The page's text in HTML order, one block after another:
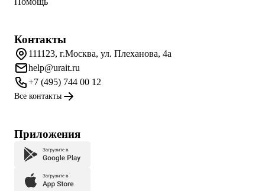
Контакты
111123, г.Москва, ул. Плеханова, 4а
help@urait.ru
+7 (495) 744 00 12
Все контакты
Приложения